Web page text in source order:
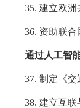
35. 建立欧
36. 资助联
通过人工智
37. 制定《交
38. 建立互